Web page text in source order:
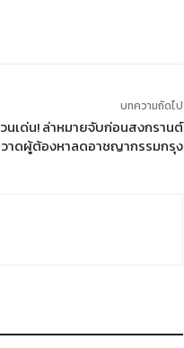
บทความถัดไป
เด่น! ล่าหมายจับก่อนสงกรานต์
าดผู้ต้องหาลดอาชญากรรมกรุง